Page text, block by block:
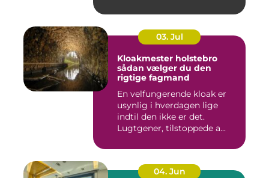
03. Jul
Kloakmester holstebro
sådan vælger du den
rigtige fagmand
En velfungerende kloak er
usynlig i hverdagen lige
indtil den ikke er det.
Lugtgener, tilstoppede a...
04. Jun